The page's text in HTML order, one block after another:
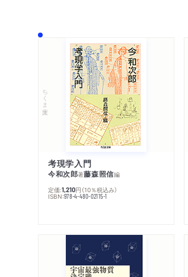
ちくま文庫
考現学入門
今和次郎著藤森照信編
定価:1,210円 （10％税込み）
ISBN:978-4-480-02115-1